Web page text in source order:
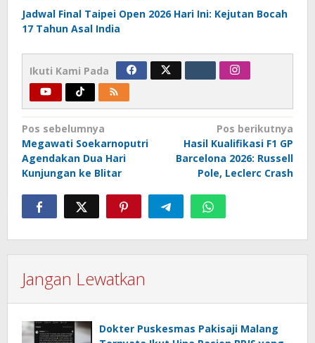
Jadwal Final Taipei Open 2026 Hari Ini: Kejutan Bocah
17 Tahun Asal India
Ikuti Kami Pada
Navigasi
pos
Pos sebelumnya
Megawati Soekarnoputri
Agendakan Dua Hari
Kunjungan ke Blitar
Pos berikutnya
Hasil Kualifikasi F1 GP
Barcelona 2026: Russell
Pole, Leclerc Crash
Jangan Lewatkan
Dokter Puskesmas Pakisaji Malang